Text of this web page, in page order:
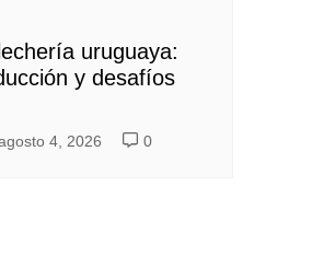
uruguaya:
y desafíos
4, 2026 0